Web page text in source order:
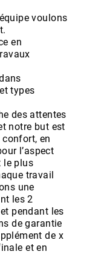
voulons
en
types
des attentes
notre but est
en
l’aspect
le plus
travail
une
les 2
pendant les
de garantie
de x
et en